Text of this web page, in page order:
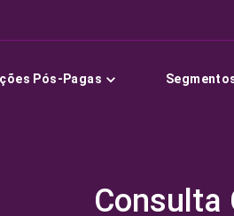
Pós-Pagas
Consulta